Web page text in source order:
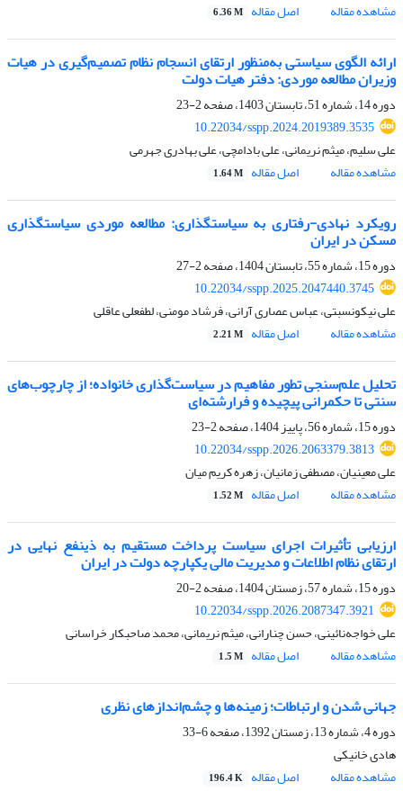
مشاهده مقاله
اصل مقاله 6.36 M
ارائه الگوی سیاستی به‌منظور ارتقای انسجام نظام تصمیم‌گیری در هیات
وزیران مطالعه موردی: دفتر هیات دولت
دوره 14، شماره 51، تابستان 1403، صفحه
2-23
10.22034/sspp.2024.2019389.3535
علی سلیم، میثم نریمانی، علی بادامچی، علی بهادری جهرمی
مشاهده مقاله
اصل مقاله 1.64 M
رویکرد نهادی-رفتاری به سیاستگذاری: مطالعه موردی سیاستگذاری
مسکن در ایران
دوره 15، شماره 55، تابستان 1404، صفحه
2-27
10.22034/sspp.2025.2047440.3745
علی نیکونسبتی، عباس عصاری آرانی، فرشاد مومنی، لطفعلی عاقلی
مشاهده مقاله
اصل مقاله 2.21 M
تحلیل علم‌سنجی تطور مفاهیم در سیاست‌گذاری خانواده؛ از چارچوب‌های
سنتی تا حکمرانی پیچیده و فرارشته‌ای
دوره 15، شماره 56، پاییز 1404، صفحه
2-23
10.22034/sspp.2026.2063379.3813
علی معینیان، مصطفی زمانیان، زهره کریم میان
مشاهده مقاله
اصل مقاله 1.52 M
ارزیابی تأثیرات اجرای سیاست پرداخت مستقیم به ذینفع نهایی در
ارتقای نظام اطلاعات و مدیریت مالی یکپارچه دولت در ایران
دوره 15، شماره 57، زمستان 1404، صفحه
2-20
10.22034/sspp.2026.2087347.3921
علی خواجه‌نائینی، حسن چنارانی، میثم نریمانی، محمد صاحبکار خراسانی
مشاهده مقاله
اصل مقاله 1.5 M
جهانی شدن و ارتباطات؛ زمینه‌ها و چشم‌اندازهای نظری
دوره 4، شماره 13، زمستان 1392، صفحه
6-33
هادی خانیکی
مشاهده مقاله
اصل مقاله 196.4 K